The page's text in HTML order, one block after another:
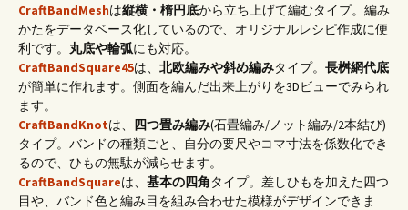
CraftBandMeshは縦横・楕円底から立ち上げて編むタイプ。編み
かたをデータベース化しているので、オリジナルレシピ作成に便
利です。 丸底や輪弧にも対応。
CraftBandSquare45は、 北欧編みや斜め編みタイプ。 長桝網代底
が簡単に作れます。側面を編んだ出来上がりを3Dビューでみられ
ます。
CraftBandKnotは、 四つ畳み編み(石畳編み/ノット編み/2本結び)
タイプ。バンドの種類ごと、自分の要尺やコマ寸法を係数化でき
るので、ひもの無駄が減らせます。
CraftBandSquareは、 基本の四角タイプ。差しひもを加えた四つ
目や、バンド色と編み目を組み合わせた模様がデザインできま